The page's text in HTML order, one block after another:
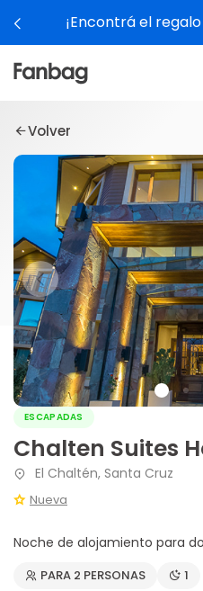
¡Encontrá el
Volver
ESCAPADAS
Chalten Suites
El Chaltén, Santa Cruz
Nueva
Noche de alojamiento para
PARA 2 PERSONAS 1